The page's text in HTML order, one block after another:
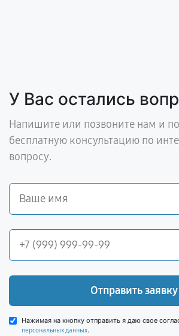
У Вас остались
Напишите или позвоните нам и
бесплатную консультацию по
вопросу.
Отправить заявку
Нажимая на кнопку отправить я даю свое
персональных данных.